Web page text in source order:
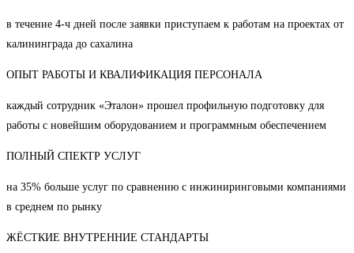
в течение 4-ч дней после заявки приступаем к работам на проектах от
калининграда до сахалина
ОПЫТ РАБОТЫ И КВАЛИФИКАЦИЯ ПЕРСОНАЛА
каждый сотрудник «Эталон» прошел профильную подготовку для
работы с новейшим оборудованием и программным обеспечением
ПОЛНЫЙ СПЕКТР УСЛУГ
на 35% больше услуг по сравнению с инжиниринговыми компаниями
в среднем по рынку
ЖЁСТКИЕ ВНУТРЕННИЕ СТАНДАРТЫ